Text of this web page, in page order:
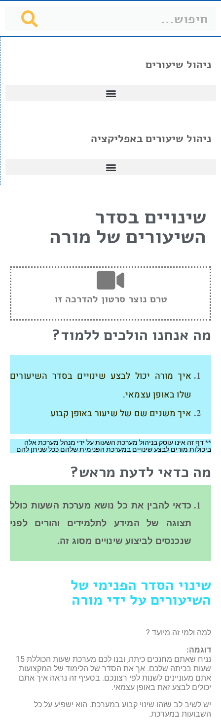
ניהול שיעורים
ניהול שיעורים באפליקציה
שינויים בסדר
השיעורים של מורה
טרם נוצר סרטון להדרכה זו
מה אנחנו הולכים ללמוד?
איך מורה יכול לבצע שינויים בסדר השיעורים
שלו באופן עצמאי.
איך משנים שם של שיעור באופן קבוע
** דף זה אינו עוסק בניהול מערכת השעות על ידי מנהל מערכת אלה
ביכולות מורים לבצע שינויים במערכת הפנימית שלהם ככל שניתן להם
מה כדאי לדעת מראש?
כדאי להבין את כל נושא מערכת השעות כולל
תצוגה של המידע לתלמידים והורים לפני
שנכנסים לביצוע שינויים מסוג זה.
שינוי הסדר הפנימי של
השיעורים על ידי מורה
למה ולמי זה מיועד ?
דוגמה:
נניח שאתם מחנכים כיתה, ובנו לכם מערכת שעות הכוללת 15
שעות בכיתה שלכם. אך את הסדר של הלימוד של המקצועות
אתם מעוניינים לשנות לפי רצונכם. בסעיף זה נראה איך אתם
יכולים לבצע זאת באופן עצמאי.
יש לשיב לב שזהו שינוי קבוע במערכת. הוא ישפיע על כל
השבועות במערכת.